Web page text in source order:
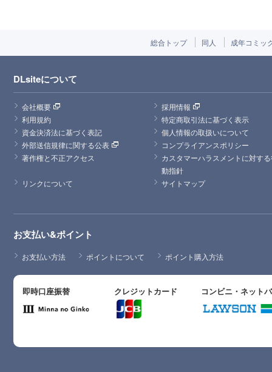
総合トップ 同人 成年コミッ
DLsiteについて
会社概要
採用情報
利用規約
特定商取引法に基づく表示
資金決済法に基づく表記
個人情報の取扱いについて
外部送信規律に関する公表
コンプライアンスポリシー
著作権と不正アクセス
カスタマーハラスメントに対す
動指針
リンクについて
サイトマップ
お支払い&ポイント
お支払い方法 ポイントについて ポイント購入方法
即時口座振替 クレジットカード コンビニ・ネット